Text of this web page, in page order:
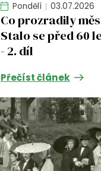
Pondělí 03.07.2026
Co prozradily
Stalo se před 60
- 2. díl
Přečíst článek